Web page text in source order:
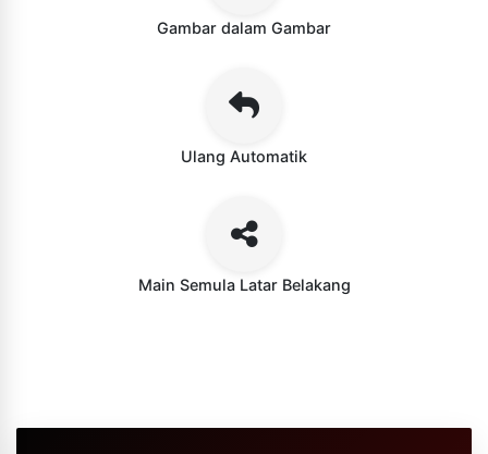
Gambar dalam Gambar
Ulang Automatik
Main Semula Latar Belakang